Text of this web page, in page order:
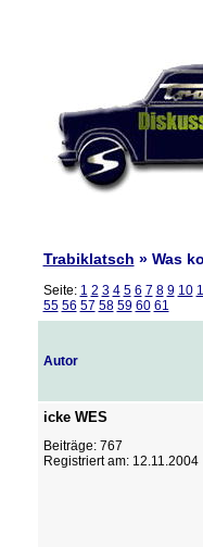
Trabiklatsch » Was
Seite: 1 2 3 4 5 6 7 8 9 10
55 56 57 58 59 60 61
Autor
icke WES
Beiträge: 767
Registriert am: 12.11.2004